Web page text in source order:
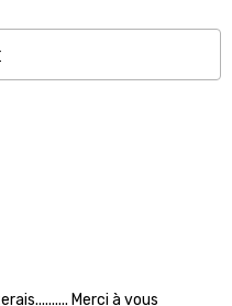
Merci à vous